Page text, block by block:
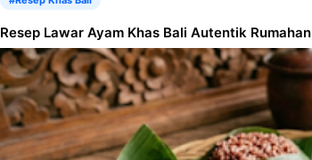
Resep Lawar Ayam Khas Bali Autentik Rumahan